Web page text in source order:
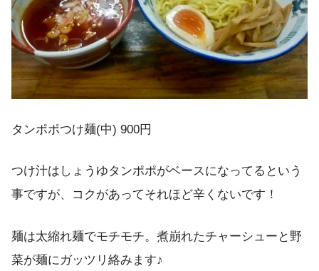
タンポポつけ麺(中) 900円
つけ汁はしょうゆタンポポがベースになってるという
事ですが、コクがあってそれほど辛くないです！
麺は太縮れ麺でモチモチ。煮崩れたチャーシューと野
菜が麺にガッツリ絡みます♪